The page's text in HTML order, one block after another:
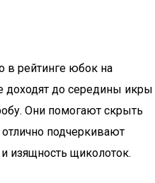
в рейтинге юбок на
до середины икры
Они помогают скрыть
подчеркивают
изящность щиколоток.